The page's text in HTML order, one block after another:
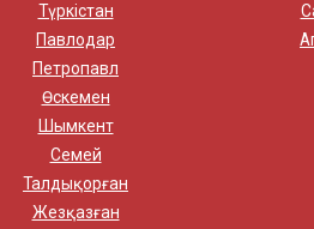
Түркістан
Павлодар
Петропавл
Өскемен
Шымкент
Семей
Талдықорған
Жезқазған